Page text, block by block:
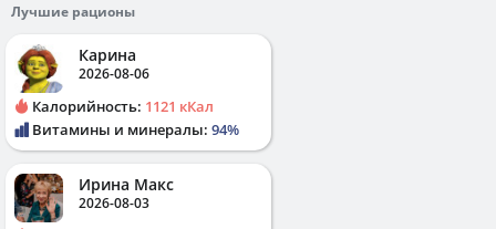
Лучшие рационы
Карина
2026-08-06
Калорийность: 1121 кКал
Витамины и минералы: 94%
Ирина Макс
2026-08-03